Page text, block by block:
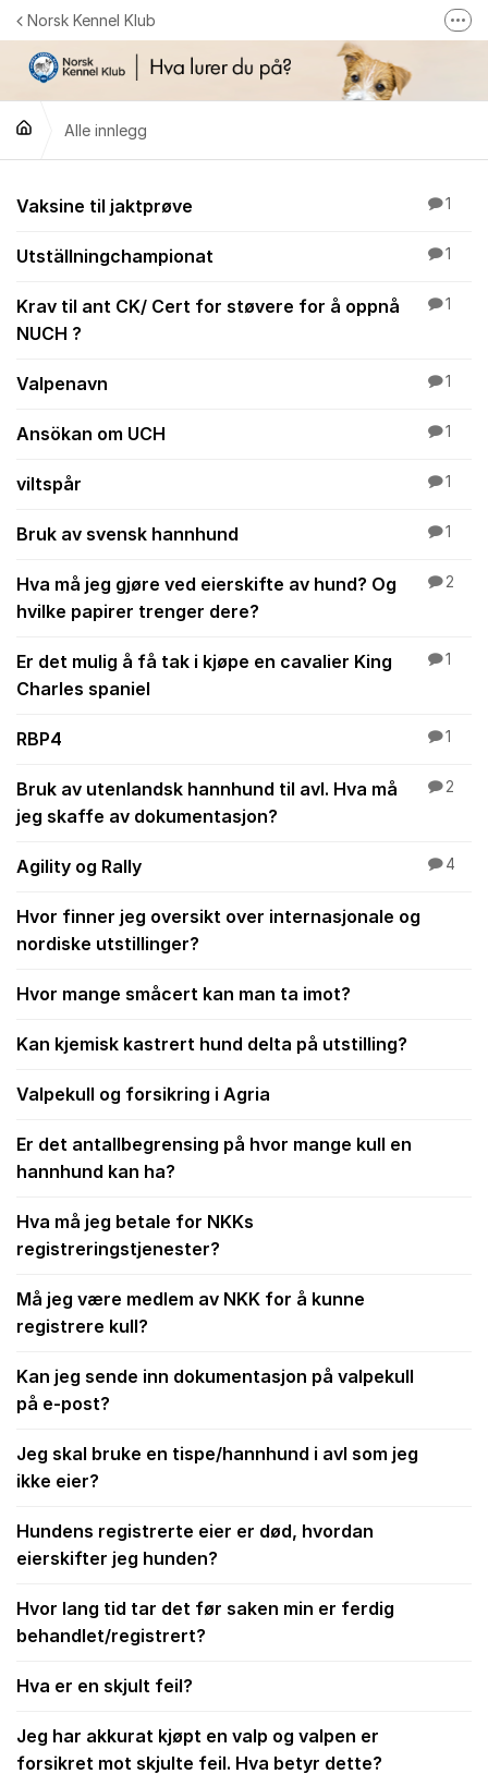
Gå til innhold
Norsk Kennel Klub
Følg oss på Facebook
Følg oss på Instagram
Alle innlegg
Alle innlegg
Vaksine til jaktprøve 1
Utställningchampionat 1
Krav til ant CK/ Cert for støvere for å oppnå
NUCH ?
1
Valpenavn 1
Ansökan om UCH 1
viltspår 1
Bruk av svensk hannhund 1
Hva må jeg gjøre ved eierskifte av hund? Og
hvilke papirer trenger dere?
2
Er det mulig å få tak i kjøpe en cavalier King
Charles spaniel
1
RBP4 1
Bruk av utenlandsk hannhund til avl. Hva må
jeg skaffe av dokumentasjon?
2
Agility og Rally 4
Hvor finner jeg oversikt over internasjonale og
nordiske utstillinger?
Hvor mange småcert kan man ta imot?
Kan kjemisk kastrert hund delta på utstilling?
Valpekull og forsikring i Agria
Er det antallbegrensing på hvor mange kull en
hannhund kan ha?
Hva må jeg betale for NKKs
registreringstjenester?
Må jeg være medlem av NKK for å kunne
registrere kull?
Kan jeg sende inn dokumentasjon på valpekull
på e-post?
Jeg skal bruke en tispe/hannhund i avl som jeg
ikke eier?
Hundens registrerte eier er død, hvordan
eierskifter jeg hunden?
Hvor lang tid tar det før saken min er ferdig
behandlet/registrert?
Hva er en skjult feil?
Jeg har akkurat kjøpt en valp og valpen er
forsikret mot skjulte feil. Hva betyr dette?